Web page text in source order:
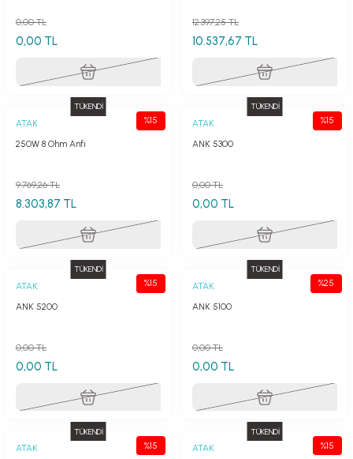
0,00 TL
0,00 TL
10.537,67 TL
12.397,25 TL
TÜKENDİ
%15
ATAK
250W 8 Ohm Anfi
8.303,87 TL
9.769,26 TL
TÜKENDİ
%15
ATAK
ANK 5300
0,00 TL
0,00 TL
TÜKENDİ
%15
ATAK
ANK 5200
0,00 TL
0,00 TL
TÜKENDİ
%25
ATAK
ANK 5100
0,00 TL
0,00 TL
TÜKENDİ
%15
ATAK
TÜKENDİ
%15
ATAK